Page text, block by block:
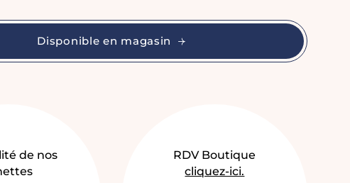
Disponible en magasin
de nos
RDV Boutique
cliquez-ici.